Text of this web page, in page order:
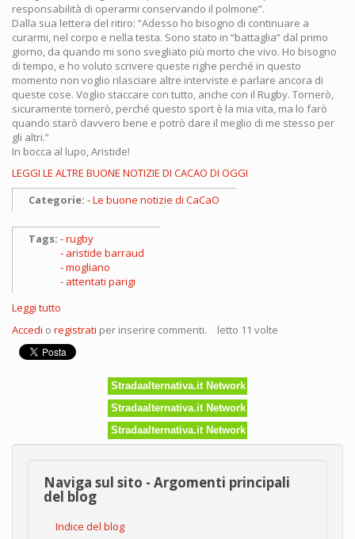
responsabilità di operarmi conservando il polmone”.
Dalla sua lettera del ritiro: “Adesso ho bisogno di continuare a
curarmi, nel corpo e nella testa. Sono stato in “battaglia” dal primo
giorno, da quando mi sono svegliato più morto che vivo. Ho bisogno
di tempo, e ho voluto scrivere queste righe perché in questo
momento non voglio rilasciare altre interviste e parlare ancora di
queste cose. Voglio staccare con tutto, anche con il Rugby. Tornerò,
sicuramente tornerò, perché questo sport è la mia vita, ma lo farò
quando starò davvero bene e potrò dare il meglio di me stesso per
gli altri.”
In bocca al lupo, Aristide!
LEGGI LE ALTRE BUONE NOTIZIE DI CACAO DI OGGI
Categorie:
Le buone notizie di CaCaO
Tags:
rugby
aristide barraud
mogliano
attentati parigi
Leggi tutto
rugby
mi
ha
Accedi o registrati per inserire commenti. letto 11 volte
Stradaalternativa.it Network
Stradaalternativa.it Network
Stradaalternativa.it Network
Naviga sul sito - Argomenti principali
del blog
Indice del blog